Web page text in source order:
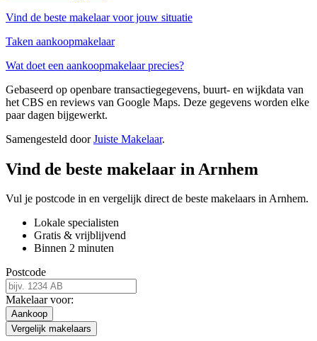
Vind de beste makelaar voor jouw situatie
Taken aankoopmakelaar
Wat doet een aankoopmakelaar precies?
Gebaseerd op openbare transactiegegevens, buurt- en wijkdata van
het CBS en reviews van Google Maps. Deze gegevens worden elke
paar dagen bijgewerkt.
Samengesteld doorJuiste Makelaar.
Vind de beste makelaar in Arnhem
Vul je postcode in en vergelijk direct de beste makelaars in Arnhem.
Lokale specialisten
Gratis & vrijblijvend
Binnen 2 minuten
Postcode
Makelaar voor:
Aankoop
Vergelijk makelaars